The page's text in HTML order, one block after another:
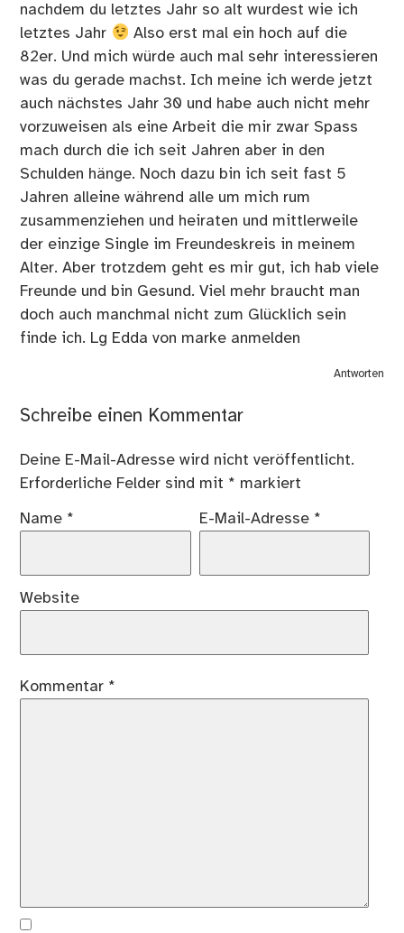
nachdem du letztes Jahr so alt wurdest wie ich
letztes Jahr
Also erst mal ein hoch auf die
82er. Und mich würde auch mal sehr interessieren
was du gerade machst. Ich meine ich werde jetzt
auch nächstes Jahr 30 und habe auch nicht mehr
vorzuweisen als eine Arbeit die mir zwar Spass
mach durch die ich seit Jahren aber in den
Schulden hänge. Noch dazu bin ich seit fast 5
Jahren alleine während alle um mich rum
zusammenziehen und heiraten und mittlerweile
der einzige Single im Freundeskreis in meinem
Alter. Aber trotzdem geht es mir gut, ich hab viele
Freunde und bin Gesund. Viel mehr braucht man
doch auch manchmal nicht zum Glücklich sein
finde ich. Lg Edda von marke anmelden
Antworten
Schreibe einen Kommentar
Deine E-Mail-Adresse wird nicht veröffentlicht.
Erforderliche Felder sind mit * markiert
Name * E-Mail-Adresse *
Website
Kommentar *